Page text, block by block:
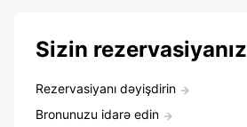
Sizin rezervasiyanız
Rezervasiyanı dəyişdirin
Bronunuzu idarə edin